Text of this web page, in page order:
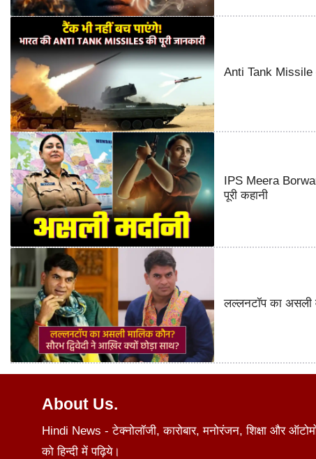
Anti Tank Missile
IPS Meera
पूरी कहानी
लल्लनटॉप का असली
About Us.
Hindi News - टेक्नोलॉजी, कारोबार, मनोरंजन, शिक्षा और
को हिन्दी में पढ़िये।